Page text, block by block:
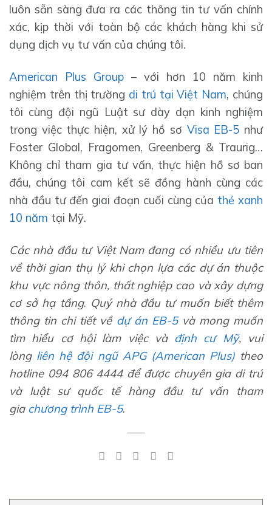
luôn sẵn sàng đưa ra các thông tin tư vấn chính
xác, kịp thời với toàn bộ các khách hàng khi sử
dụng dịch vụ tư vấn của chúng tôi.
American Plus Group – với hơn 10 năm kinh
nghiệm trên thị trường di trú tại Việt Nam, chúng
tôi cùng đội ngũ Luật sư dày dạn kinh nghiệm
trong việc thực hiện, xử lý hồ sơ Visa EB-5 như
Foster Global, Fragomen, Greenberg & Traurig…
Không chỉ tham gia tư vấn, thực hiện hồ sơ ban
đầu, chúng tôi cam kết sẽ đồng hành cùng các
nhà đầu tư đến giai đoạn cuối cùng của thẻ xanh
10 năm tại Mỹ.
Các nhà đầu tư Việt Nam đang có nhiều ưu tiên
về thời gian thụ lý khi chọn lựa các dự án thuộc
khu vực nông thôn, thất nghiệp cao và xây dựng
cơ sở hạ tầng. Quý nhà đầu tư muốn biết thêm
thông tin chi tiết về dự án EB-5và mong muốn
tìm hiểu cơ hội làm việc và định cư Mỹ, vui
lòngliên hệ đội ngũ APG (American Plus)theo
hotline 094 806 4444 để được chuyên gia di trú
và luật sư quốc tế hàng đầu tư vấn tham
gia chương trình EB-5.